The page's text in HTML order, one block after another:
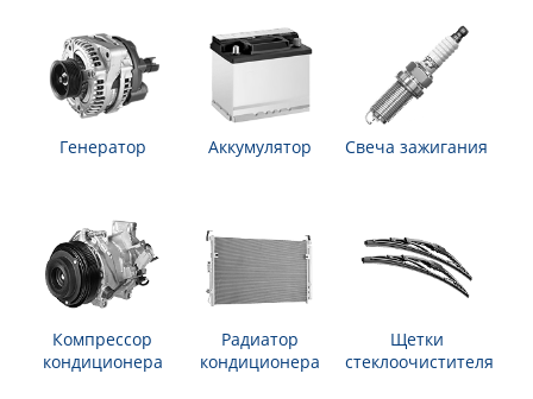
Генератор Аккумулятор Свеча зажигания
Компрессор
кондиционера
Радиатор
кондиционера
Щетки
стеклоочистителя